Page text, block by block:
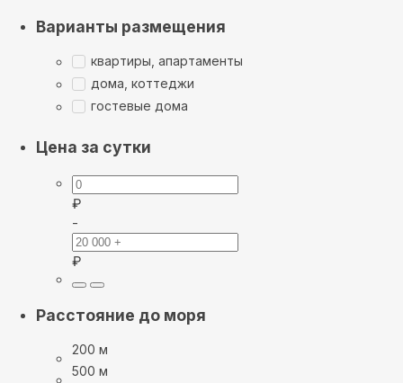
Варианты размещения
квартиры, апартаменты
дома, коттеджи
гостевые дома
Цена за сутки
₽
-
₽
Расстояние до моря
200 м
500 м